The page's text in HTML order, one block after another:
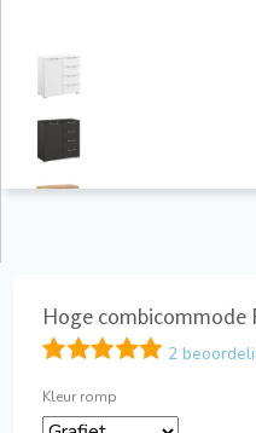
Hoge combicommode
2
Kleur romp